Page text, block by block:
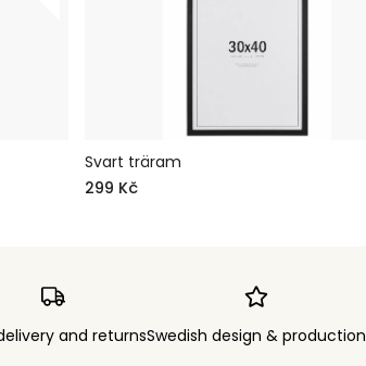
Svart träram
299 Kč
and returnsSwedish design & production